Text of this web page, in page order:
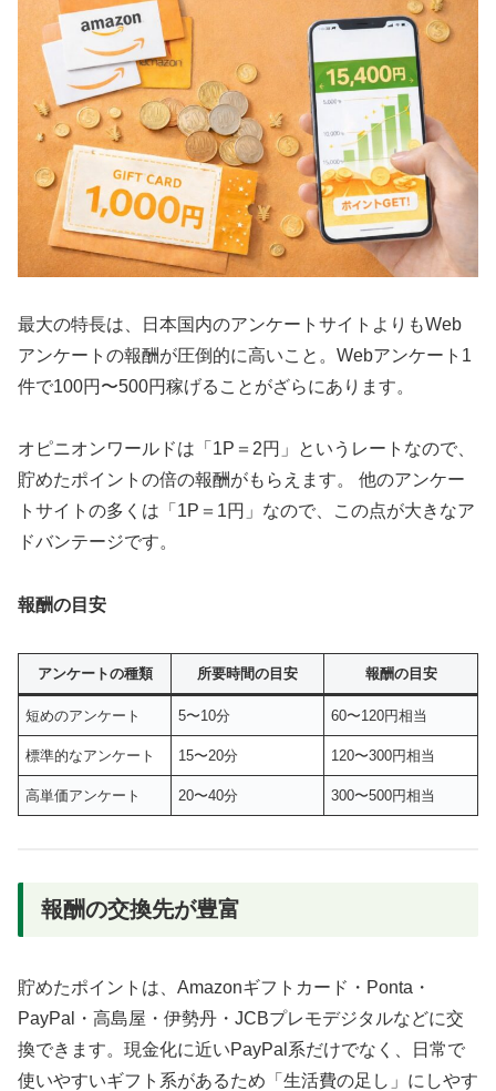
最大の特長は、日本国内のアンケートサイトよりもWeb
アンケートの報酬が圧倒的に高いこと。Webアンケート1
件で100円〜500円稼げることがざらにあります。
オピニオンワールドは「1P＝2円」というレートなので、
貯めたポイントの倍の報酬がもらえます。 他のアンケー
トサイトの多くは「1P＝1円」なので、この点が大きなア
ドバンテージです。
報酬の目安
アンケートの種類 所要時間の目安 報酬の目安
短めのアンケート 5〜10分 60〜120円相当
標準的なアンケート 15〜20分 120〜300円相当
高単価アンケート 20〜40分 300〜500円相当
報酬の交換先が豊富
貯めたポイントは、Amazonギフトカード・Ponta・
PayPal・高島屋・伊勢丹・JCBプレモデジタルなどに交
換できます。現金化に近いPayPal系だけでなく、日常で
使いやすいギフト系があるため「生活費の足し」にしやす